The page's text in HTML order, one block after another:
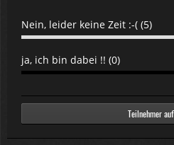
Nein, leider keine Zeit :-( (5)
ja, ich bin dabei !! (0)
Teilnehmer